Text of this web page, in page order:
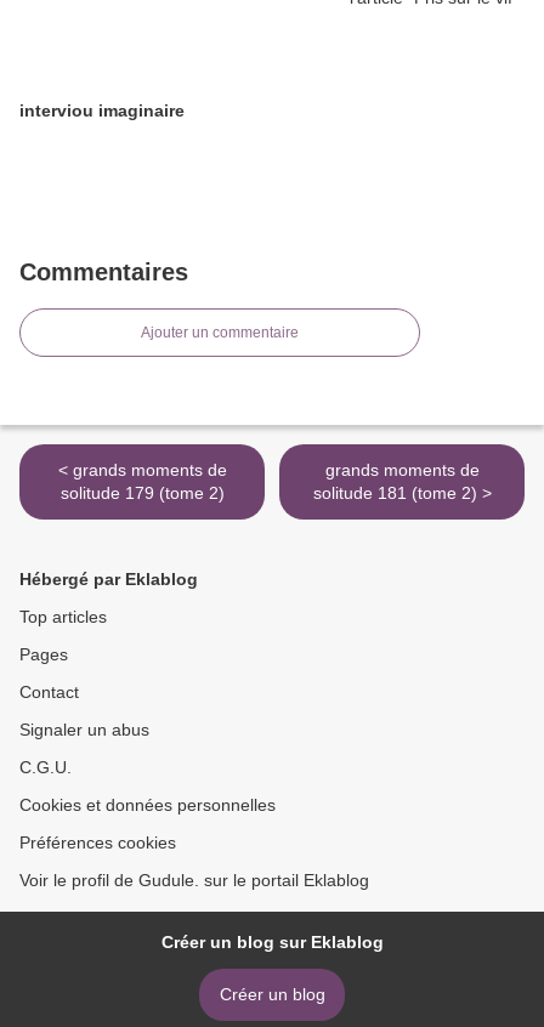
interviou imaginaire
Commentaires
Ajouter un commentaire
< grands moments de
solitude 179 (tome 2)
grands moments de
solitude 181 (tome 2) >
Hébergé par Eklablog
Top articles
Pages
Contact
Signaler un abus
C.G.U.
Cookies et données personnelles
Préférences cookies
Voir le profil de Gudule. sur le portail Eklablog
Créer un blog sur Eklablog
Créer un blog